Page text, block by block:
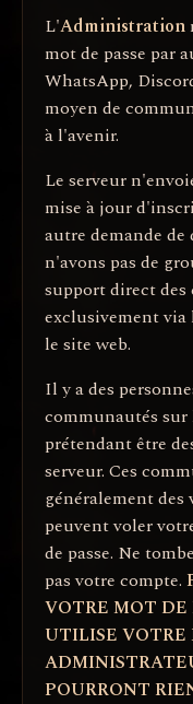
L'Administration
mot de passe par
WhatsApp,
moyen de
à l'avenir.
Le serveur
mise à jour
autre demande
n'avons pas de
support direct
exclusivement
le site web.
Il y a des
communautés sur
prétendant être
serveur. Ces
généralement
peuvent voler
de passe. Ne
pas votre compte.
VOTRE MOT DE
UTILISE VOTRE
POURRONT